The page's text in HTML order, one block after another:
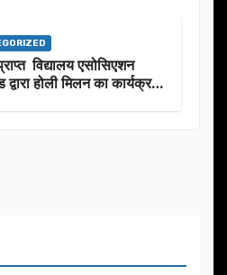
विद्यालय एसोसिएशन
द्वारा होली मिलन का कार्यक्रम